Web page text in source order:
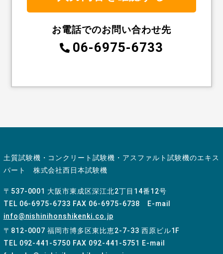
お電話でのお問い合わせ先
06-6975-6733
土質試験機・コンクリート試験機・アスファルト試験機のエキス
パート 株式会社西日本試験機
〒537-0001 大阪市東成区深江北2丁目14番12号
TEL 06-6975-6733 FAX 06-6975-6738 E-mail
info@nishinihonshikenki.co.jp
〒812-0007 福岡市博多区東比恵2-7-33 西原ビル1F
TEL 092-441-5750 FAX 092-441-5751 E-mail